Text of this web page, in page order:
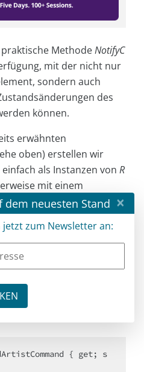
MethodeNotifyC
mit der nicht nur
sondern auch
des
können.
erwähnten
oben) erstellen wir
als Instanzen von R
mit einem
fallsCanExecute für uns
weiteren Verwendung,
ändert sich
Implementierung gar
von
{ get; s
dem neuesten Stand ×
jetzt zum Newsletter an: